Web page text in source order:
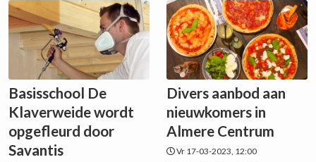
Basisschool De
Klaverweide wordt
opgefleurd door
Savantis
Divers aanbod aan
nieuwkomers in
Almere Centrum
Vr 17-03-2023, 12:00